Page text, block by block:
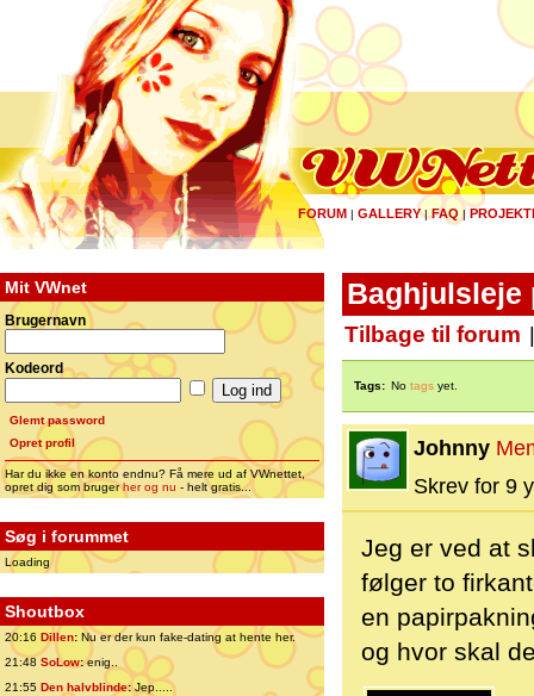
FORUM | GALLERY|FAQ |
Mit VWnet
Brugernavn
Kodeord
Glemt password
Opret profil
Har du ikke en konto endnu? Få mere ud af VWnettet,
opret dig som brugerher og nu - helt gratis...
Søg i forummet
Loading
Shoutbox
20:16 Dillen: Nu er der kun fake-dating at hente her.
21:48 SoLow:enig..
21:55 Den halvblinde:Jep.....
Tilbage til forum
Tags: No tags yet.
Johnny
Skrev for 9
Jeg er ved at
følger to
en
og hvor skal